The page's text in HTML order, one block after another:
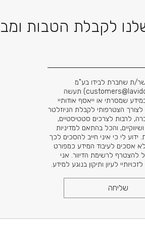
לקבלת הטבות
ת שחברת לבידו בע"מ
) תעשה
שמסרתי או ייאסף אודותיי
הצטרפותי לקבלת הניוזלטר
לרבות לצרכים סטטיסטיים,
והכל בהתאם למדיניות
ידוע לי כי איני חייב להסכים לכך
אסכים לעיבוד המידע כמפורט
להצטרף לרשימת הדיוור. אני
לעיון ותיקון בנוגע למידע.
שליחה